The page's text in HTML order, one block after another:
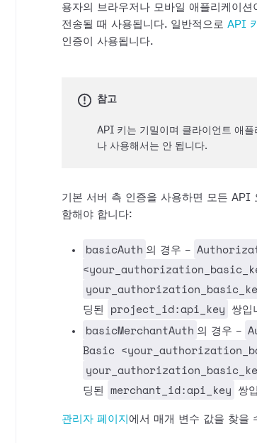
용자의 브라우저나 모바일 애플리케이션
전송될 때 사용됩니다. 일반적으로 API 키
인증이 사용됩니다.
참고
API 키는 기밀이며 클라이언트 애플
나 사용해서는 안 됩니다.
기본 서버 측 인증을 사용하면 모든 API
함해야 합니다:
basicAuth 의 경우 -
딩된
project_id:api_key 쌍입
basicMerchantAuth 의 경우 -
Basic
딩된
merchant_id:api_key 쌍
관리자 페이지 에서 매개 변수 값을 찾을